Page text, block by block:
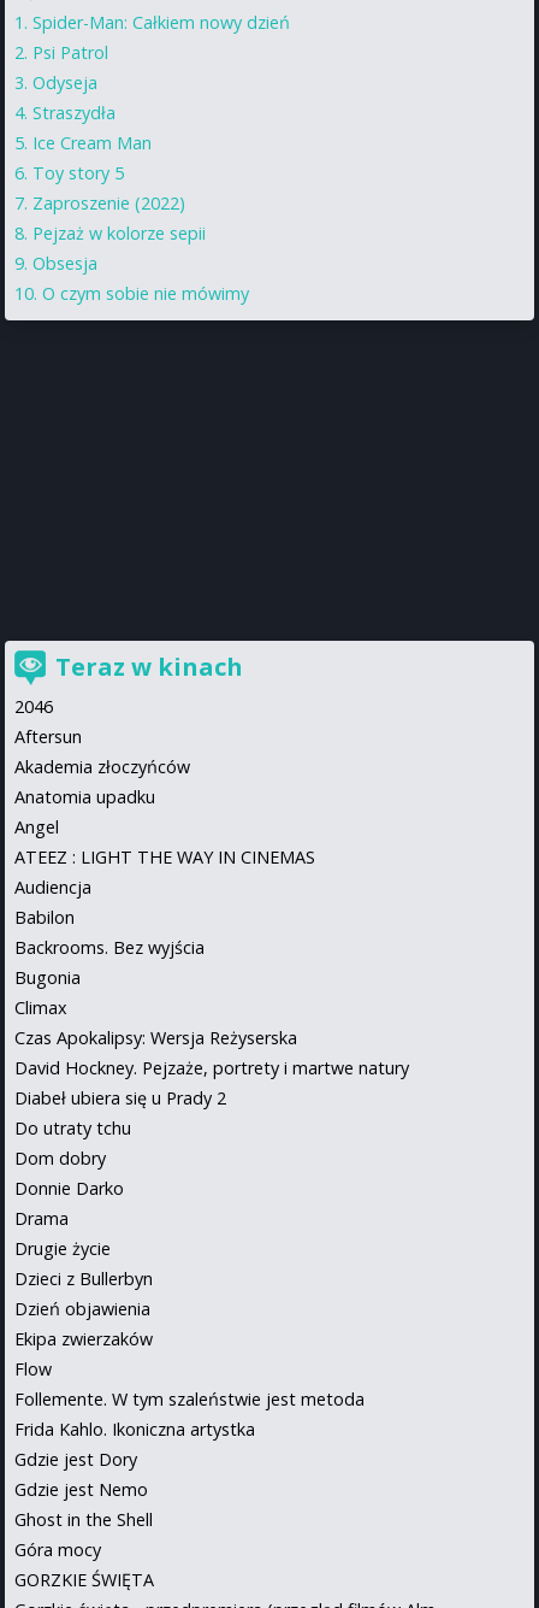
Spider-Man: Całkiem nowy dzień
Psi Patrol
Odyseja
Straszydła
Ice Cream Man
Toy story 5
Zaproszenie (2022)
Pejzaż w kolorze sepii
Obsesja
O czym sobie nie mówimy
Teraz w kinach
2046
Aftersun
Akademia złoczyńców
Anatomia upadku
Angel
ATEEZ : LIGHT THE WAY IN CINEMAS
Audiencja
Babilon
Backrooms. Bez wyjścia
Bugonia
Climax
Czas Apokalipsy: Wersja Reżyserska
David Hockney. Pejzaże, portrety i martwe natury
Diabeł ubiera się u Prady 2
Do utraty tchu
Dom dobry
Donnie Darko
Drama
Drugie życie
Dzieci z Bullerbyn
Dzień objawienia
Ekipa zwierzaków
Flow
Follemente. W tym szaleństwie jest metoda
Frida Kahlo. Ikoniczna artystka
Gdzie jest Dory
Gdzie jest Nemo
Ghost in the Shell
Góra mocy
GORZKIE ŚWIĘTA